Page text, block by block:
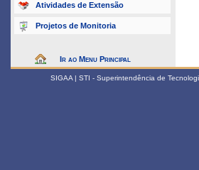
Atividades de Extensão
Projetos de Monitoria
Ir ao Menu Principal
SIGAA | STI - Superintendência de